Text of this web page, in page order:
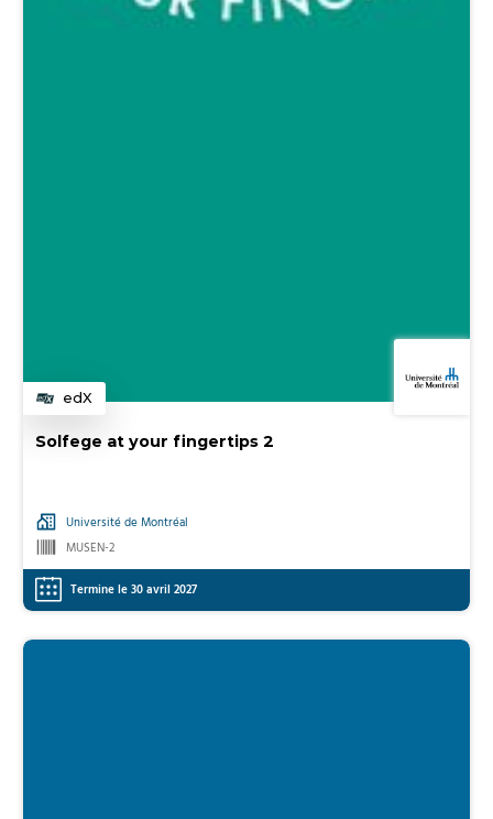
Solfege at your fingertips 2
Université de Montréal
MUSEN-2
Catégorie
edX
Termine le 30 avril 2027